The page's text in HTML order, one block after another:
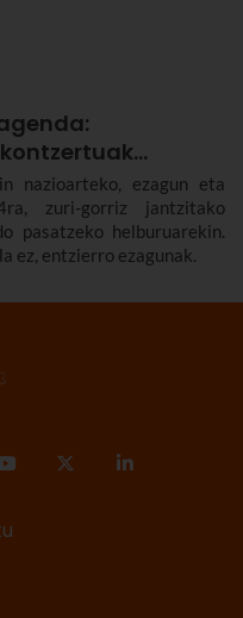
nazioarteko, ezagun eta
zuri-gorriz jantzitako
pasatzeko helburuarekin.
ez, entzierro ezagunak.